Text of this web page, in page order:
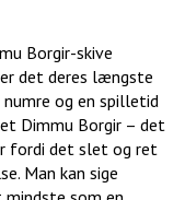
Borgir-skive
det deres længste
og en spilletid
Dimmu Borgir – det
fordi det slet og ret
Man kan sige